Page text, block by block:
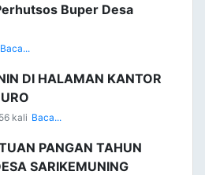
Buper Desa
Baca...
DI HALAMAN KANTOR
kali Baca...
PANGAN TAHUN
SARIKEMUNING